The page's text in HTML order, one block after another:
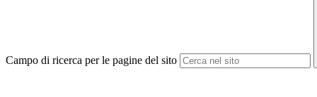
Campo di ricerca per le pagine del sito